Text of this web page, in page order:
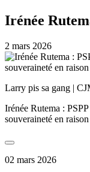
Irénée
2 mars 2026
Larry pis sa gang |
Irénée Rutema :
souveraineté en
02 mars 2026